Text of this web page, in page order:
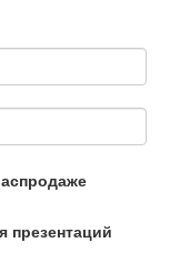
презентаций